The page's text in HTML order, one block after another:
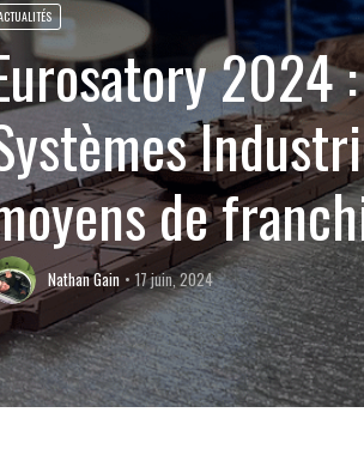
2024
de
Nathan Gain 17 juin, 2024